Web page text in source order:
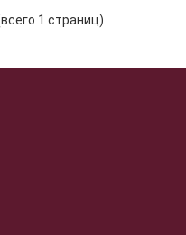
1 страниц)